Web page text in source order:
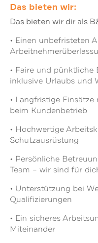
Das bieten wir:
Das bieten wir dir als
• Einen unbefristeten
• Faire und pünktliche
inklusive Urlaubs und
• Langfristige
beim Kundenbetrieb
• Hochwertige
Schutzausrüstung
• Persönliche
Team – wir sind für
• Unterstützung bei
Qualifizierungen
• Ein sicheres
Miteinander